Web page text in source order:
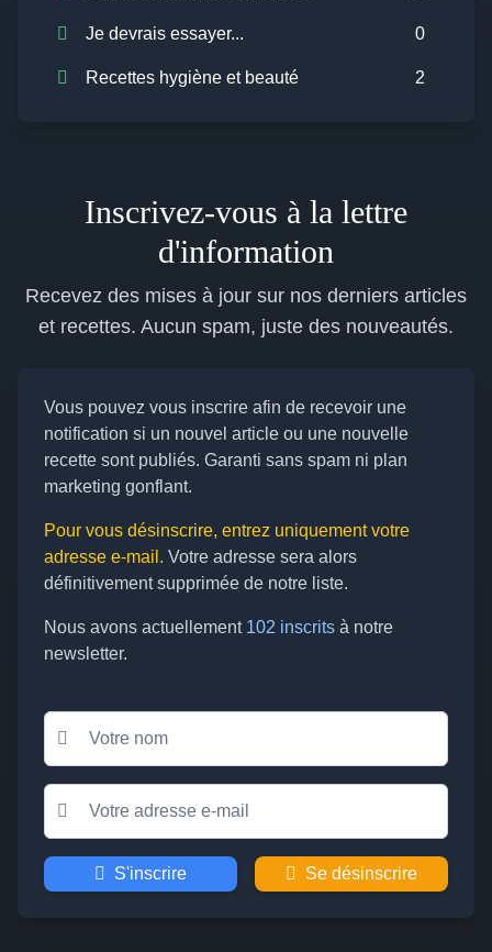
Je devrais essayer... 0
Recettes hygiène et beauté 2
Inscrivez-vous à la lettre
d'information
Recevez des mises à jour sur nos derniers articles
et recettes. Aucun spam, juste des nouveautés.
Vous pouvez vous inscrire afin de recevoir une
notification si un nouvel article ou une nouvelle
recette sont publiés. Garanti sans spam ni plan
marketing gonflant.
Pour vous désinscrire, entrez uniquement votre
adresse e-mail. Votre adresse sera alors
définitivement supprimée de notre liste.
Nous avons actuellement 102 inscrits à notre
newsletter.
S'inscrire Se désinscrire